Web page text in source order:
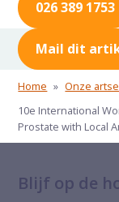
026 389 1753
Mail dit
Home » Onze
10e International
Prostate with Local
Blijf op de